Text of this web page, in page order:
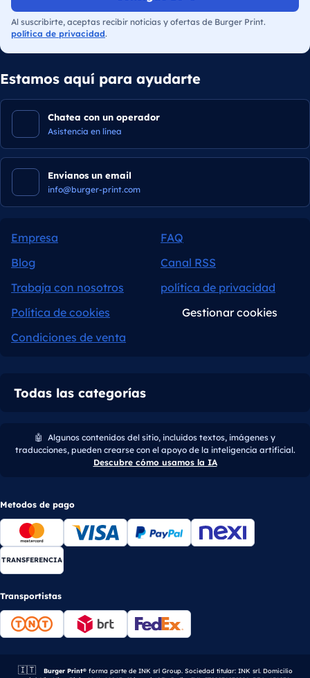
Al suscribirte, aceptas recibir noticias y ofertas de Burger Print.
política de privacidad.
Estamos aquí para ayudarte
Chatea con un operador
Asistencia en línea
Envianos un email
info@burger-print.com
Empresa
FAQ
Blog
Canal RSS
Trabaja con nosotros
política de privacidad
Política de cookies
Gestionar cookies
Condiciones de venta
Todas las categorías
🤖 Algunos contenidos del sitio, incluidos textos, imágenes y
traducciones, pueden crearse con el apoyo de la inteligencia artificial.
Descubre cómo usamos la IA
Metodos de pago
TRANSFERENCIA
Transportistas
🇮🇹 Empresa italiana.
Burger Print®forma parte de INK srl Group. Sociedad titular: INK srl. Domicilio